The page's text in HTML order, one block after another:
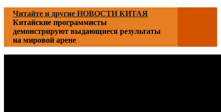
Читайте и другие НОВОСТИ КИТАЯ
Китайские программисты
демонстрируют выдающиеся результаты
на мировой арене